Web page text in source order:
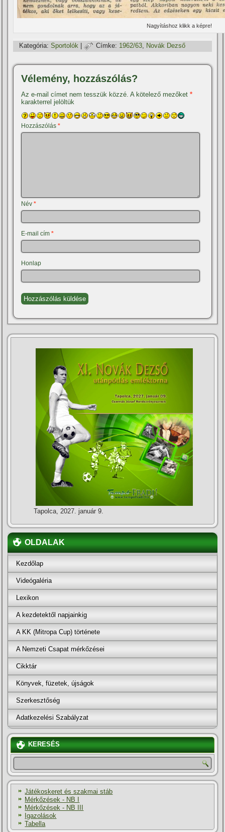
Nagyí­táshoz klikk a képre!
Kategória: Sportolók | Címke: 1962/63, Novák Dezső
Vélemény, hozzászólás?
Az e-mail címet nem tesszük közzé. A kötelező mezőket*
karakterrel jelöltük
Hozzászólás*
Név*
E-mail cím*
Honlap
Tapolca, 2027. január 9.
OLDALAK
Kezdőlap
Videógaléria
Lexikon
A kezdetektől napjainkig
A KK (Mitropa Cup) története
A Nemzeti Csapat mérkőzései
Cikktár
Könyvek, füzetek, újságok
Szerkesztőség
Adatkezelési Szabályzat
KERESÉS
Játékoskeret és szakmai stáb
Mérkőzések - NB I
Mérkőzések - NB III
Igazolások
Tabella